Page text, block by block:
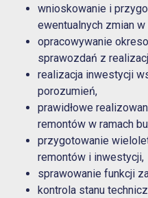
wnioskowanie i
ewentualnych zmian
opracowywanie
sprawozdań z
realizacja inwestycji
porozumień,
prawidłowe
remontów w ramach
przygotowanie
remontów i inwestycji,
sprawowanie funkcji
kontrola stanu